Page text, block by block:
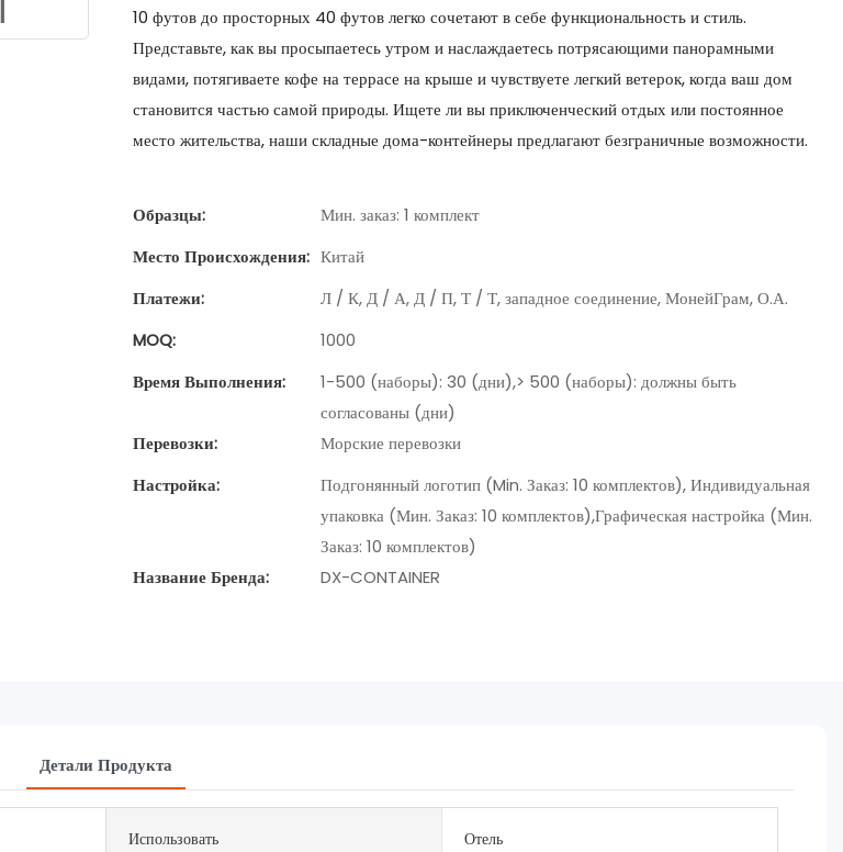
10 футов до просторных 40 футов легко сочетают в себе функциональность и стиль.
Представьте, как вы просыпаетесь утром и наслаждаетесь потрясающими панорамными
видами, потягиваете кофе на террасе на крыше и чувствуете легкий ветерок, когда ваш дом
становится частью самой природы. Ищете ли вы приключенческий отдых или постоянное
место жительства, наши складные дома-контейнеры предлагают безграничные возможности.
Образцы:
Мин. заказ: 1 комплект
Место Происхождения: Китай
Платежи:
Л / К, Д / А, Д / П, Т / Т, западное соединение, МонейГрам, О.А.
MOQ:
1000
Время Выполнения:
1-500 (наборы): 30 (дни),> 500 (наборы): должны быть
согласованы (дни)
Перевозки:
Морские перевозки
Настройка:
Подгонянный логотип (Min. Заказ: 10 комплектов), Индивидуальная
упаковка (Мин. Заказ: 10 комплектов),Графическая настройка (Мин.
Заказ: 10 комплектов)
Название Бренда:
DX-CONTAINER
Детали Продукта
Использовать Отель